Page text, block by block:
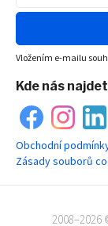
Vložením e-mailu
Kde nás
Obchodní
Zásady souborů